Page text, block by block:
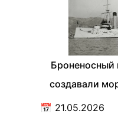
Броненосный
создавали
📅 21.05.2026